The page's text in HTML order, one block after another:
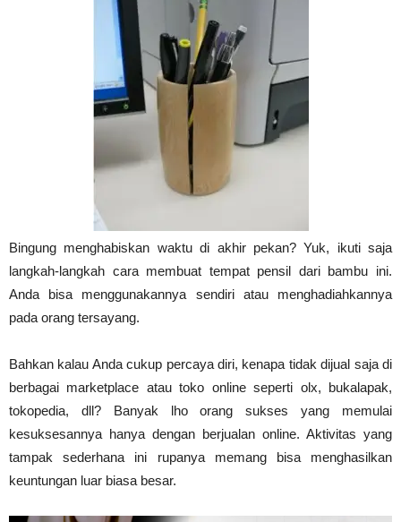
Bingung menghabiskan waktu di akhir pekan? Yuk, ikuti saja
langkah-langkah cara membuat tempat pensil dari bambu ini.
Anda bisa menggunakannya sendiri atau menghadiahkannya
pada orang tersayang.
Bahkan kalau Anda cukup percaya diri, kenapa tidak dijual saja di
berbagai marketplace atau toko online seperti olx, bukalapak,
tokopedia, dll? Banyak lho orang sukses yang memulai
kesuksesannya hanya dengan berjualan online. Aktivitas yang
tampak sederhana ini rupanya memang bisa menghasilkan
keuntungan luar biasa besar.